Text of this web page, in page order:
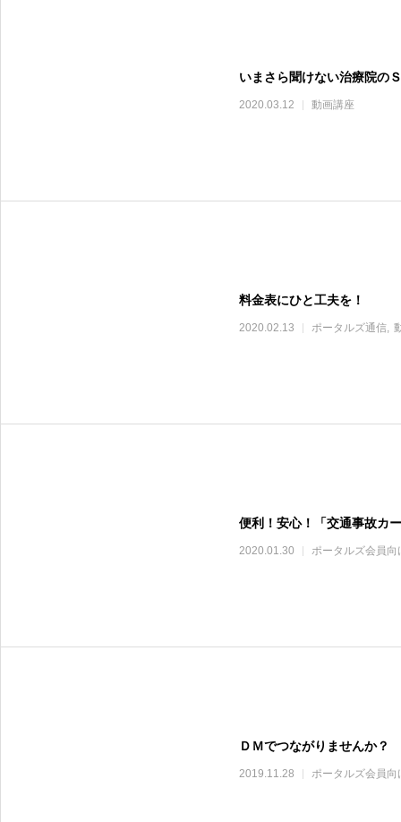
いまさら聞けない治療院の
2020.03.12 動画講座
料金表にひと工夫を！
2020.02.13 ポータルズ通信
便利！安心！「交通事故カ
2020.01.30 ポータルズ会員向
ＤＭでつながりませんか？
2019.11.28 ポータルズ会員向